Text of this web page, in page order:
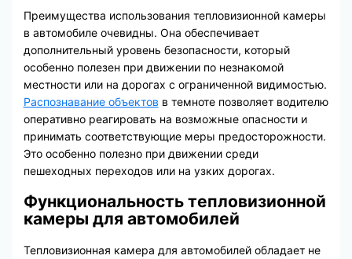
Преимущества использования тепловизионной камеры
в автомобиле очевидны. Она обеспечивает
дополнительный уровень безопасности, который
особенно полезен при движении по незнакомой
местности или на дорогах с ограниченной видимостью.
Распознавание объектов в темноте позволяет водителю
оперативно реагировать на возможные опасности и
принимать соответствующие меры предосторожности.
Это особенно полезно при движении среди
пешеходных переходов или на узких дорогах.
Функциональность тепловизионной
камеры для автомобилей
Тепловизионная камера для автомобилей обладает не